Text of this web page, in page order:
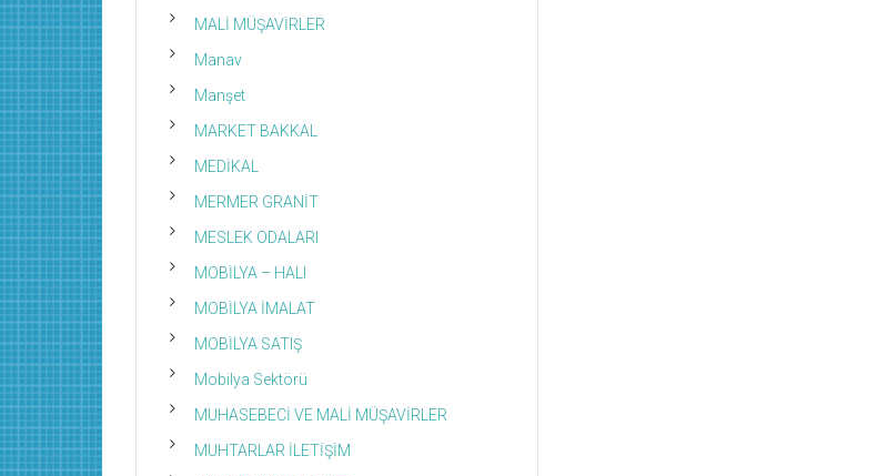
MALİ MÜŞAVİRLER
Manav
Manşet
MARKET BAKKAL
MEDİKAL
MERMER GRANİT
MESLEK ODALARI
MOBİLYA – HALI
MOBİLYA İMALAT
MOBİLYA SATIŞ
Mobilya Sektörü
MUHASEBECİ VE MALİ MÜŞAVİRLER
MUHTARLAR İLETİŞİM